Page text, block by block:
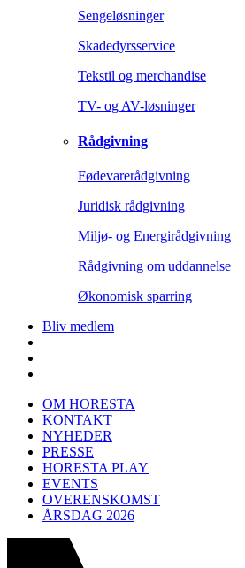
Sengeløsninger
Skadedyrsservice
Tekstil og merchandise
TV- og AV-løsninger
Rådgivning
Fødevarerådgivning
Juridisk rådgivning
Miljø- og Energirådgivning
Rådgivning om uddannelse
Økonomisk sparring
Bliv medlem
OM HORESTA
KONTAKT
NYHEDER
PRESSE
HORESTA PLAY
EVENTS
OVERENSKOMST
ÅRSDAG 2026